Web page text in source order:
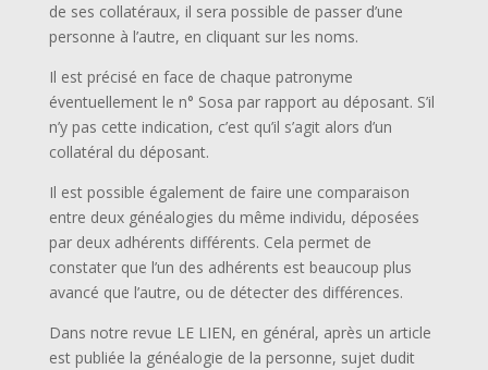
de ses collatéraux, il sera possible de passer d’une
personne à l’autre, en cliquant sur les noms.
Il est précisé en face de chaque patronyme
éventuellement le n° Sosa par rapport au déposant. S’il
n’y pas cette indication, c’est qu’il s’agit alors d’un
collatéral du déposant.
Il est possible également de faire une comparaison
entre deux généalogies du même individu, déposées
par deux adhérents différents. Cela permet de
constater que l’un des adhérents est beaucoup plus
avancé que l’autre, ou de détecter des différences.
Dans notre revue LE LIEN, en général, après un article
est publiée la généalogie de la personne, sujet dudit